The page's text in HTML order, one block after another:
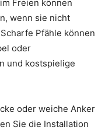
Freien können
wenn sie nicht
Pfähle können
oder
und kostspielige
oder weiche Anker
Sie die Installation